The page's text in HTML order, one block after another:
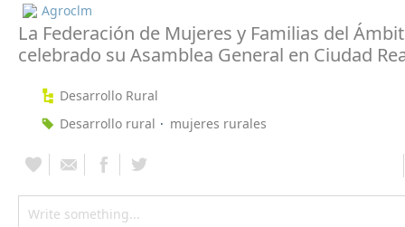
Agroclm
La Federación de Mujeres y Familias del
celebrado su Asamblea General en Ciudad
Desarrollo Rural
Desarrollo rural
mujeres rurales